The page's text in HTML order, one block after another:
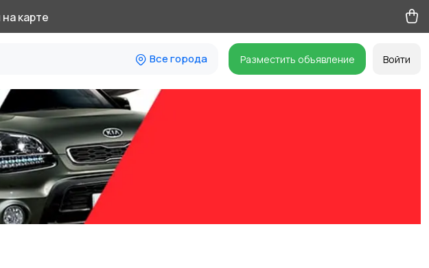
карте
Все города Разместить объявление Войти